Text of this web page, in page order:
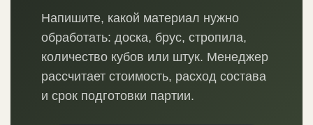
Напишите, какой материал нужно
обработать: доска, брус, стропила,
количество кубов или штук. Менеджер
рассчитает стоимость, расход состава
и срок подготовки партии.